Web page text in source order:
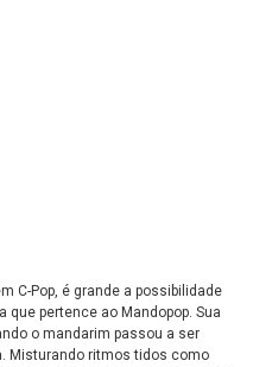
C-Pop, é grande a possibilidade
pertence ao Mandopop. Sua
o mandarim passou a ser
Misturando ritmos tidos como